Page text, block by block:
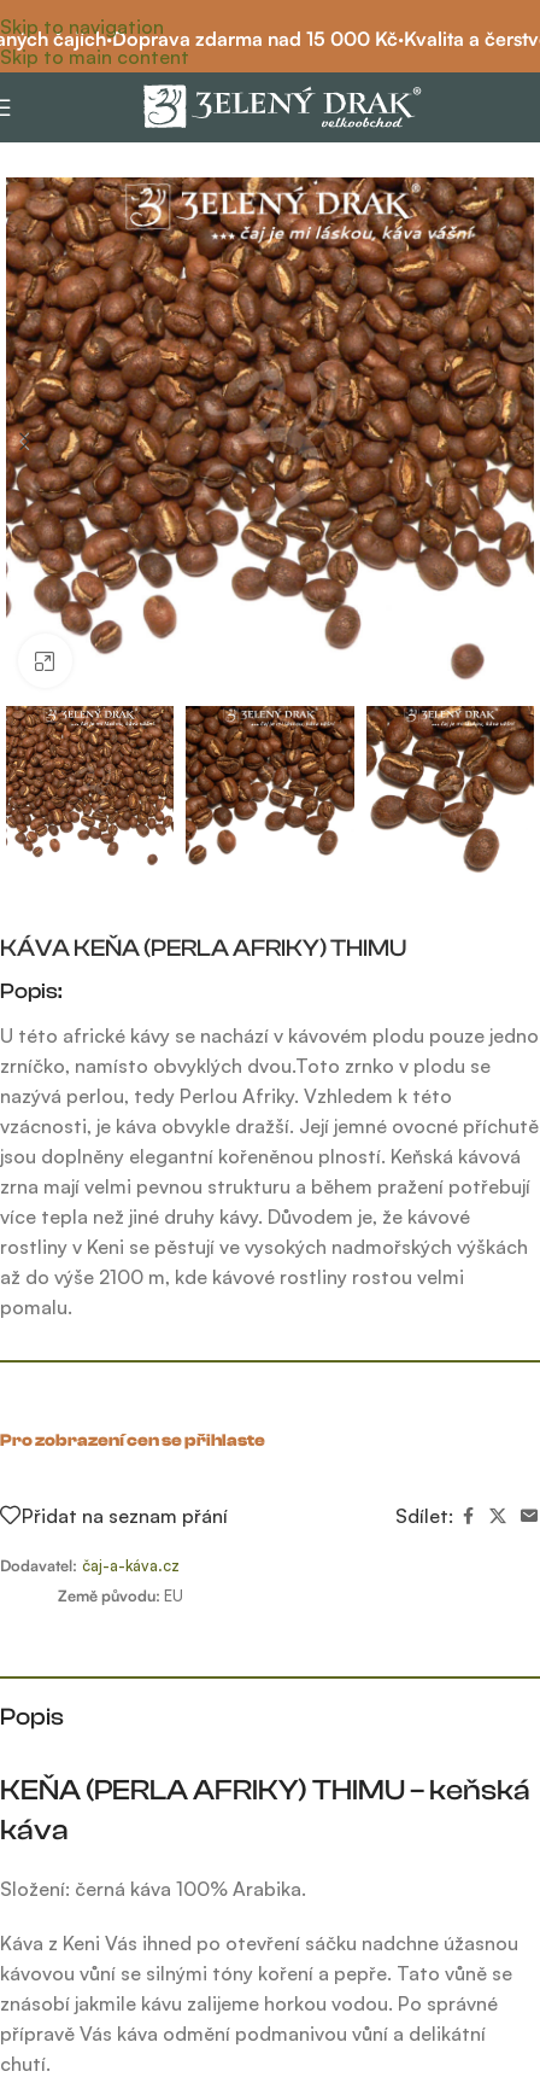
Skip to navigation
Skip to main content
čajích·Doprava zdarma nad 15 000 Kč·Kvalita a
káva čistá
Click to enlarge
KÁVA KEŇA (PERLA AFRIKY) THIMU
Popis:
U této africké kávy se nachází v kávovém plodu pouze jedno
zrníčko, namísto obvyklých dvou.Toto zrnko v plodu se
nazývá perlou, tedy Perlou Afriky. Vzhledem k této
vzácnosti, je káva obvykle dražší. Její jemné ovocné příchutě
jsou doplněny elegantní kořeněnou plností. Keňská kávová
zrna mají velmi pevnou strukturu a během pražení potřebují
více tepla než jiné druhy kávy. Důvodem je, že kávové
rostliny v Keni se pěstují ve vysokých nadmořských výškách
až do výše 2100 m, kde kávové rostliny rostou velmi
pomalu.
Pro zobrazení cen se přihlaste
Přidat na seznam přání Sdílet:
Dodavatel: čaj-a-káva.cz
Země původu: EU
Popis
KEŇA (PERLA AFRIKY) THIMU – keňská
káva
Složení: černá káva 100% Arabika.
Káva z Keni Vás ihned po otevření sáčku nadchne úžasnou
kávovou vůní se silnými tóny koření a pepře. Tato vůně se
znásobí jakmile kávu zalijeme horkou vodou. Po správné
přípravě Vás káva odmění podmanivou vůní a delikátní
chutí.